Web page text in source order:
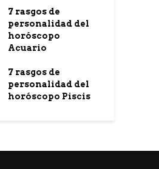
7 rasgos de
personalidad del
horóscopo
Acuario
7 rasgos de
personalidad del
horóscopo Piscis